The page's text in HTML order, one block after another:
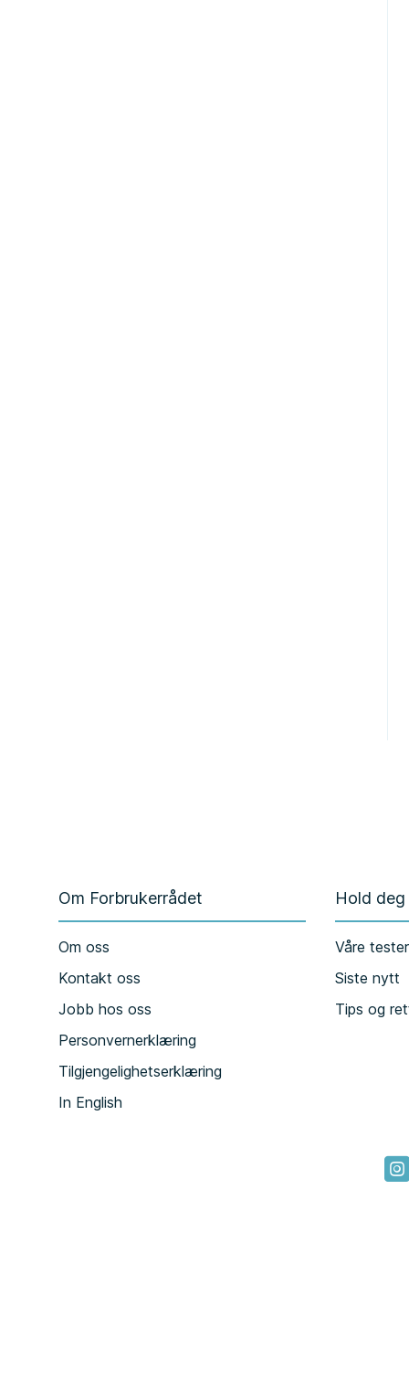
Om Forbrukerrådet
Om oss
Kontakt oss
Jobb hos oss
Personvernerklæring
Tilgjengelighetserklæring
In English
Hold
Våre tester
Siste nytt
Tips og